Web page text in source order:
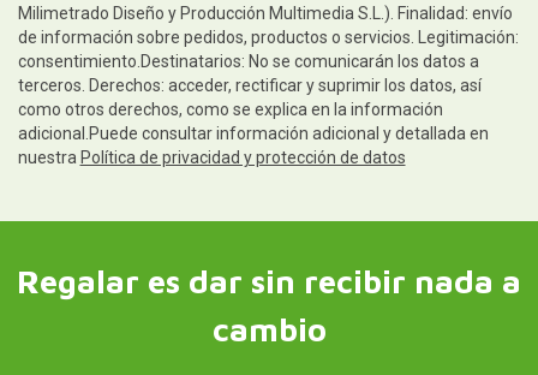
Milimetrado Diseño y Producción Multimedia S.L.). Finalidad: envío
de información sobre pedidos, productos o servicios. Legitimación:
consentimiento.Destinatarios: No se comunicarán los datos a
terceros. Derechos: acceder, rectificar y suprimir los datos, así
como otros derechos, como se explica en la información
adicional.Puede consultar información adicional y detallada en
nuestra Política de privacidad y protección de datos
Regalar es dar sin recibir nada a
cambio